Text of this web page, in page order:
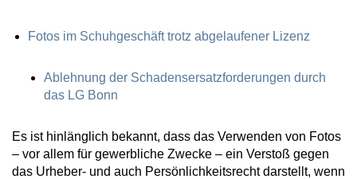
Fotos im Schuhgeschäft trotz abgelaufener Lizenz
Ablehnung der Schadensersatzforderungen durch
das LG Bonn
Es ist hinlänglich bekannt, dass das Verwenden von Fotos
– vor allem für gewerbliche Zwecke – ein Verstoß gegen
das Urheber- und auch Persönlichkeitsrecht darstellt, wenn